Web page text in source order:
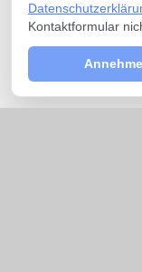
Kontaktformular